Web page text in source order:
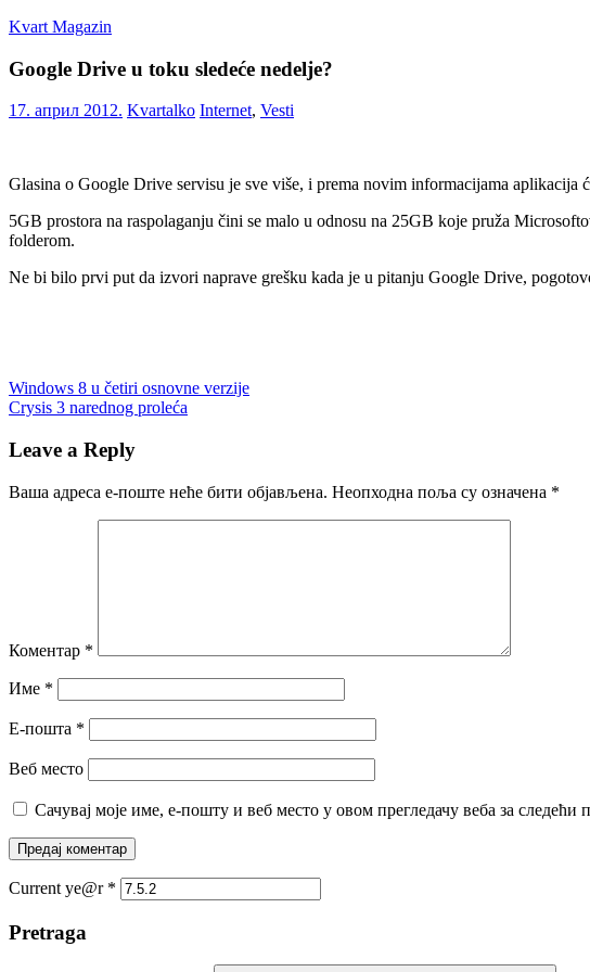
Skip
content
Kvart Magazin
Na
click
od
Google Drive u toku sledeće nedelje?
17. април 2012. Kvartalko Internet, Vesti
Glasina o Google Drive servisu je sve više, i prema novim informacijama aplikacija
5GB prostora na raspolaganju čini se malo u odnosu na 25GB koje pruža
folderom.
Ne bi bilo prvi put da izvori naprave grešku kada je u pitanju Google Drive,
5GBcloudGoogleGoogle
DriveMicrosoftoblakSky
Кретање
чланка
Previous
Post:
Windows 8 u četiri osnovne verzije
Next
Crysis 3 narednog proleća
Leave a Reply
Ваша адреса е-поште неће бити објављена. Неопходна поља су означена *
Коментар *
Име *
Е-пошта *
Веб место
Сачувај моје име, е-пошту и веб место у овом прегледачу веба за следећи
Current ye@r *
Pretraga